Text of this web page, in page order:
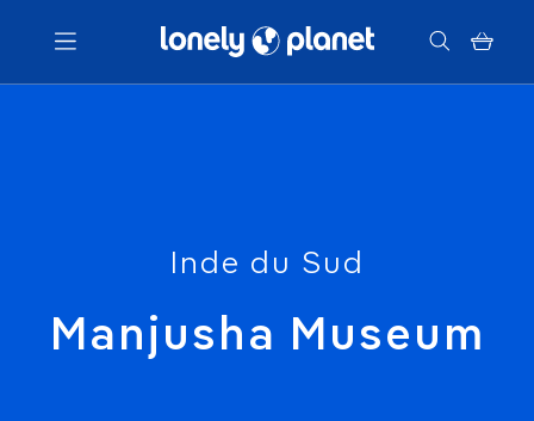
Menu
Inde du Sud
Manjusha Museum